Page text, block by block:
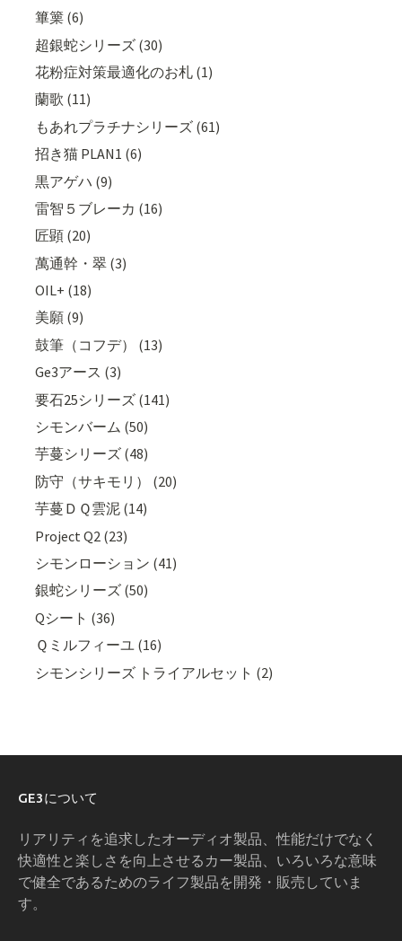
篳篥 (6)
超銀蛇シリーズ (30)
花粉症対策最適化のお札 (1)
蘭歌 (11)
もあれプラチナシリーズ (61)
招き猫 PLAN1 (6)
黒アゲハ (9)
雷智５ブレーカ (16)
匠顕 (20)
萬通幹・翠 (3)
OIL+ (18)
美願 (9)
鼓筆（コフデ） (13)
Ge3アース (3)
要石25シリーズ (141)
シモンバーム (50)
芋蔓シリーズ (48)
防守（サキモリ） (20)
芋蔓ＤＱ雲泥 (14)
Project Q2 (23)
シモンローション (41)
銀蛇シリーズ (50)
Qシート (36)
Ｑミルフィーユ (16)
シモンシリーズ トライアルセット (2)
GE3について
リアリティを追求したオーディオ製品、性能だけでなく
快適性と楽しさを向上させるカー製品、いろいろな意味
で健全であるためのライフ製品を開発・販売していま
す。